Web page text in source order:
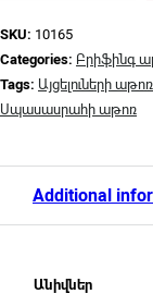
SKU: 10165
Categories: Բրիֆինգ
Tags: Այցելուների աթոռ
Սպասասրահի աթոռ
Additional
Անիվներ